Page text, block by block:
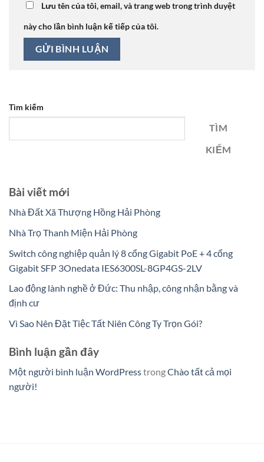
Lưu tên của tôi, email, và trang web trong trình duyệt
này cho lần bình luận kế tiếp của tôi.
Tìm kiếm
TÌM
KIẾM
Bài viết mới
Nhà Đất Xã Thượng Hồng Hải Phòng
Nhà Trọ Thanh Miện Hải Phòng
Switch công nghiệp quản lý 8 cổng Gigabit PoE + 4 cổng
Gigabit SFP 3Onedata IES6300SL-8GP4GS-2LV
Lao động lành nghề ở Đức: Thu nhập, công nhận bằng và
định cư
Vì Sao Nên Đặt Tiệc Tất Niên Công Ty Trọn Gói?
Bình luận gần đây
Một người bình luận WordPresstrongChào tất cả mọi
người!